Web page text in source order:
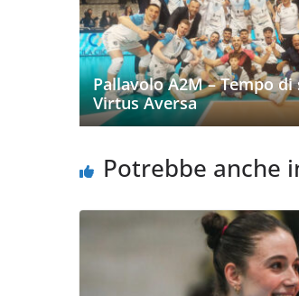
Pallavolo A2M – Tempo
Virtus Aversa
Potrebbe anche